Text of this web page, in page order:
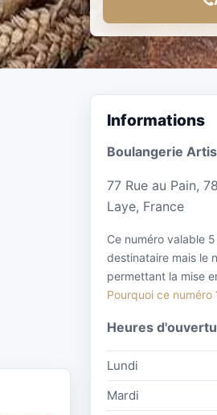
Informations
Boulangerie
77 Rue au Pain,
Laye, France
Ce numéro valable
destinataire mais le
permettant la mise
Pourquoi ce numéro
Heures
Lundi
Mardi